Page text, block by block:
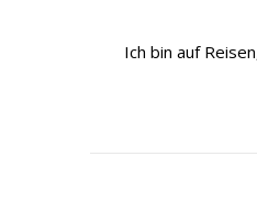
Ich bin auf